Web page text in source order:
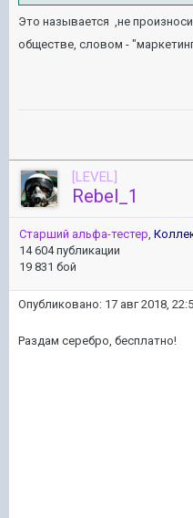
Это называется ,не
обществе, словом -
[LEVEL]
Rebel_1
Старший альфа-тестер,
14 604 публикации
19 831 бой
Опубликовано: 17 авг 2018,
Раздам серебро, бесплатно!